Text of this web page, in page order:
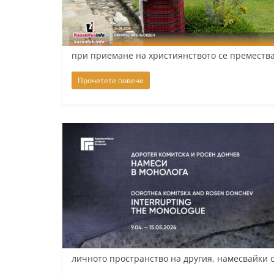
К
а
з
а
при приемане на християнството се
Прочетете повече
личното пространство на другия, намесвайки